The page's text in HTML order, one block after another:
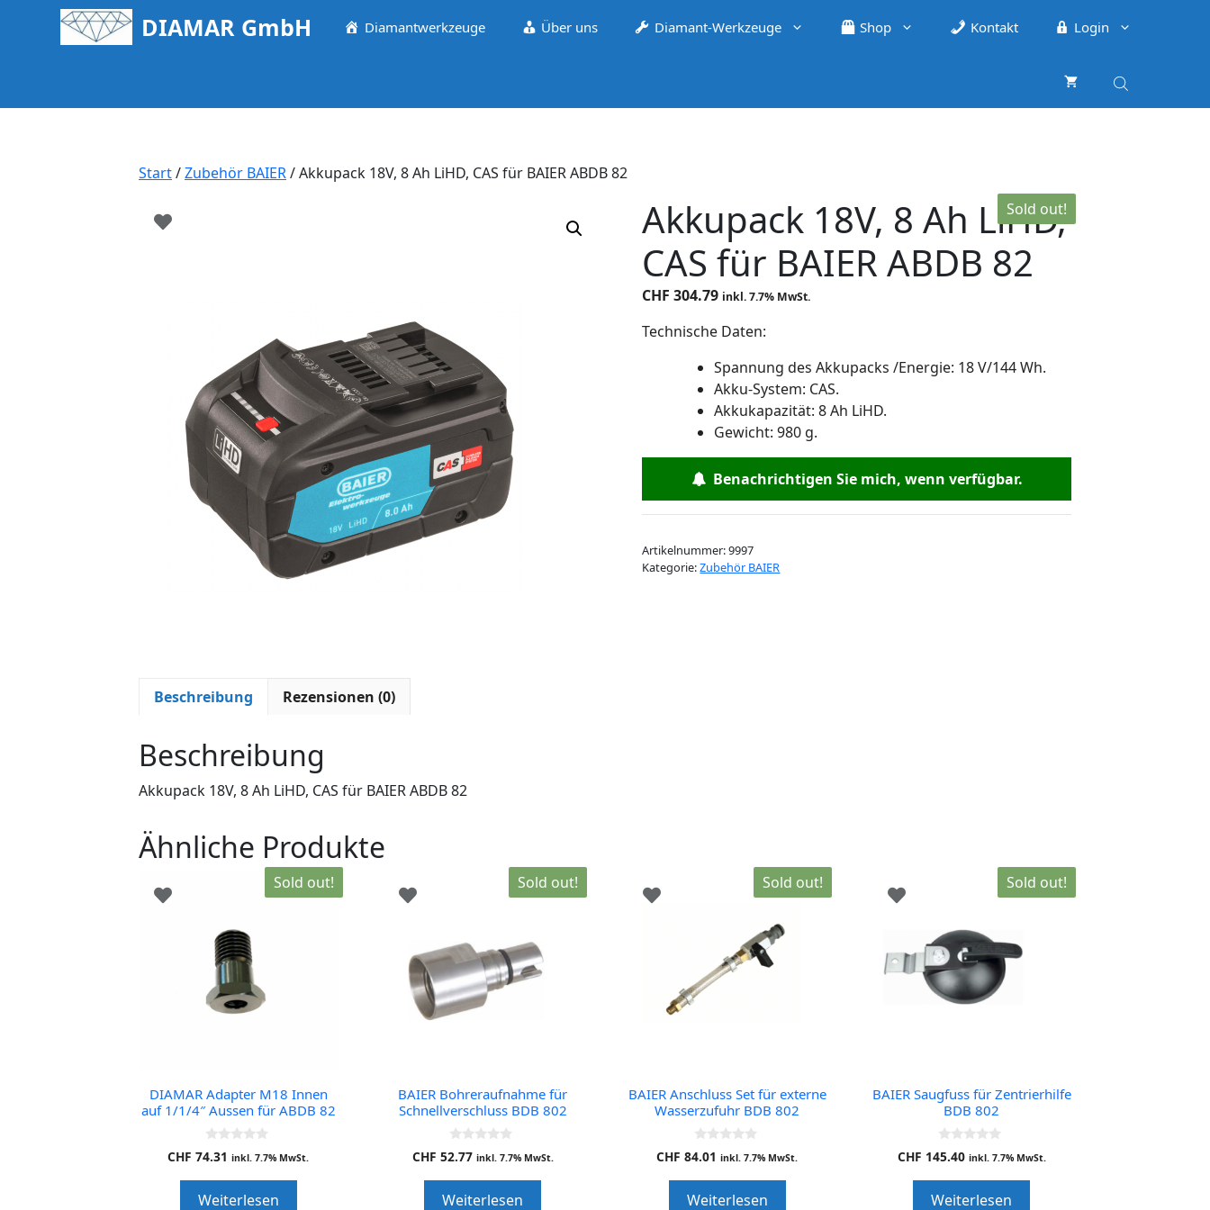
DIAMAR GmbH Diamantwerkzeuge Über uns Diamant-Werkzeuge Shop Kontakt Login
Start/Zubehör BAIER/ Akkupack 18V, 8 Ah LiHD, CAS für BAIER ABDB 82
Sold out!
Akkupack 18V, 8 Ah LiHD,
CAS für BAIER ABDB 82
CHF 304.79 inkl. 7.7% MwSt.
Technische Daten:
Spannung des Akkupacks /Energie: 18 V/144 Wh.
Akku-System: CAS.
Akkukapazität: 8 Ah LiHD.
Gewicht: 980 g.
Benachrichtigen Sie mich, wenn verfügbar.
Artikelnummer:9997
Kategorie:Zubehör BAIER
Beschreibung Rezensionen (0)
Beschreibung
Akkupack 18V, 8 Ah LiHD, CAS für BAIER ABDB 82
Ähnliche Produkte
Sold out!
DIAMAR Adapter M18 Innen
auf 1/1/4″ Aussen für ABDB 82
0
o
o
CHF 74.31 inkl. 7.7% MwSt.
Weiterlesen
Sold out!
BAIER Bohreraufnahme für
Schnellverschluss BDB 802
0
o
o
CHF 52.77 inkl. 7.7% MwSt.
Weiterlesen
Sold out!
BAIER Anschluss Set für externe
Wasserzufuhr BDB 802
0
o
o
CHF 84.01 inkl. 7.7% MwSt.
Weiterlesen
Sold out!
BAIER Saugfuss für Zentrierhilfe
BDB 802
0
o
o
CHF 145.40 inkl. 7.7% MwSt.
Weiterlesen